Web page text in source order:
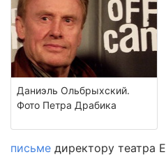
Даниэль Ольбрыхский.
Фото Петра Драбика
письме директору театра